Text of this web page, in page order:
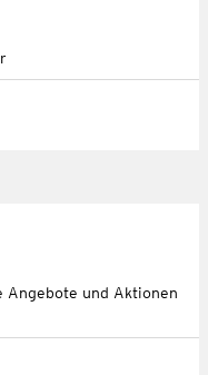
und Aktionen